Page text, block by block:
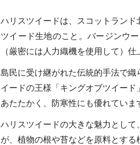
ハリスツイードは、スコットラン
ツイード生地のこと。バージンウ
（厳密には人力織機を使用して）仕
島民に受け継がれた伝統的手法で
イードの王様「キングオブツイー
あたたかく、防寒性にも優れていま
ハリスツイードの大きな魅力とし
が、植物の根や苔などを原料とす